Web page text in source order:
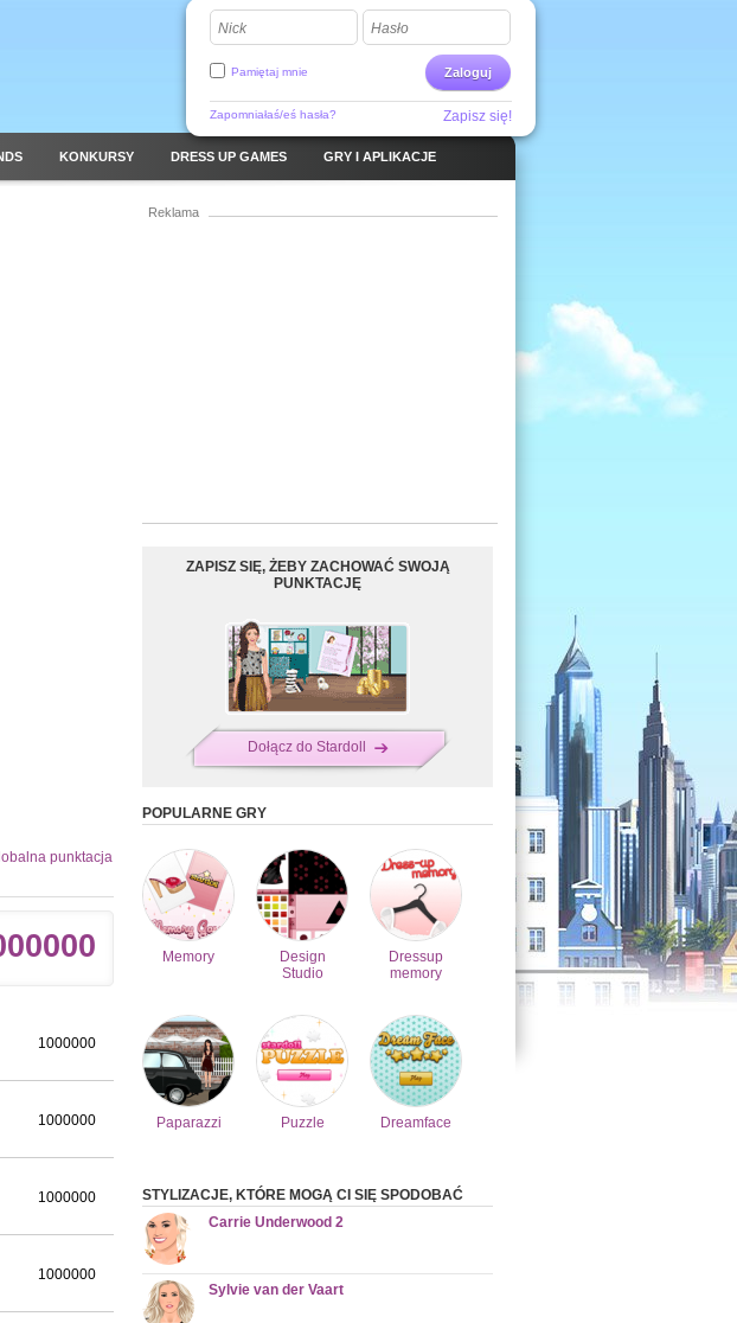
Nick Hasło
Zaloguj
Pamiętaj mnie
Zapomniałaś/eś hasła? Zapisz się!
KONKURSY DRESS UP GAMES GRY I APLIKACJE
punktacja
1000000
1000000
1000000
1000000
Reklama
ZAPISZ SIĘ, ŻEBY ZACHOWAĆ SWOJĄ
PUNKTACJĘ
Dołącz do Stardoll
POPULARNE GRY
Memory
Design
Studio
Dressup
memory
Paparazzi Puzzle Dreamface
STYLIZACJE, KTÓRE MOGĄ CI SIĘ SPODOBAĆ
Carrie Underwood 2
Sylvie van der Vaart